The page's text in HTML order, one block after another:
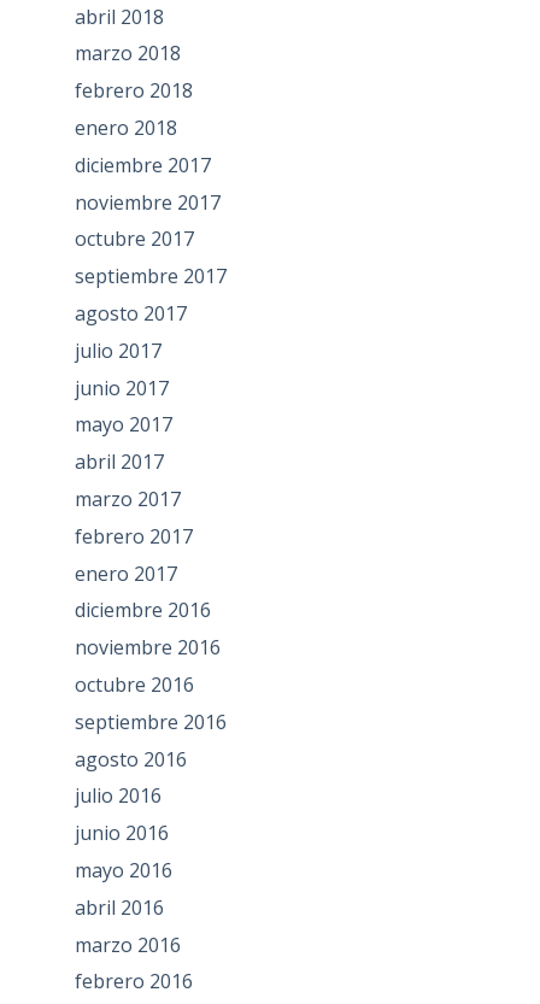
abril 2018
marzo 2018
febrero 2018
enero 2018
diciembre 2017
noviembre 2017
octubre 2017
septiembre 2017
agosto 2017
julio 2017
junio 2017
mayo 2017
abril 2017
marzo 2017
febrero 2017
enero 2017
diciembre 2016
noviembre 2016
octubre 2016
septiembre 2016
agosto 2016
julio 2016
junio 2016
mayo 2016
abril 2016
marzo 2016
febrero 2016